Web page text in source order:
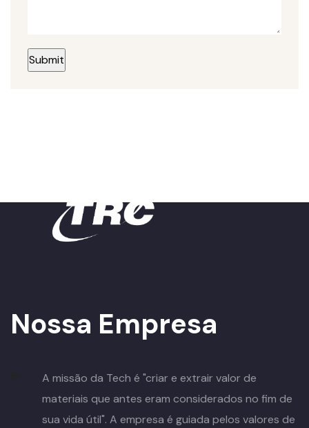
Nossa Empresa
A missão da Tech é "criar e extrair valor de
materiais que antes eram considerados no fim de
sua vida útil". A empresa é guiada pelos valores de